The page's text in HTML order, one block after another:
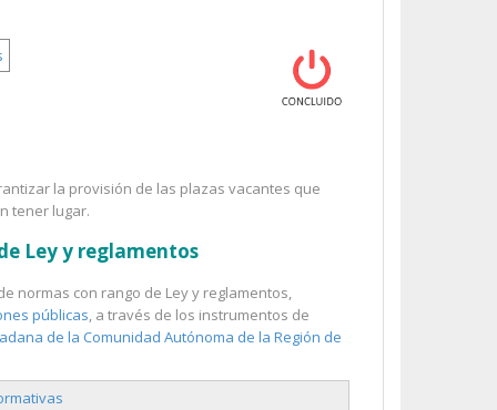
la provisión de las plazas vacantes que
tener lugar.
Ley y reglamentos
normas con rango de Ley y reglamentos,
públicas, a través de los instrumentos de
de la Comunidad Autónoma de la Región de